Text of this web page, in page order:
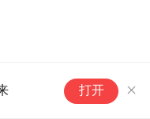
客爱上中国旅拍、汉服
打开